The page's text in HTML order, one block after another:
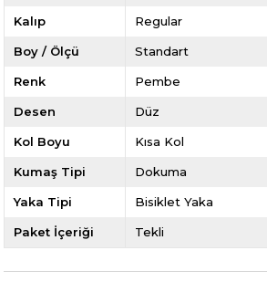
Kalıp Regular
Boy / Ölçü Standart
Renk Pembe
Desen Düz
Kol Boyu Kısa Kol
Kumaş Tipi Dokuma
Yaka Tipi Bisiklet Yaka
Paket İçeriği Tekli